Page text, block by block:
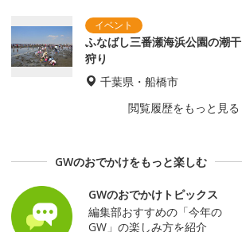
ふなばし三番瀬海浜公園の潮干
狩り
千葉県・船橋市
閲覧履歴をもっと見る
GWのおでかけをもっと楽しむ
GWのおでかけトピックス
編集部おすすめの「今年の
GW」の楽しみ方を紹介